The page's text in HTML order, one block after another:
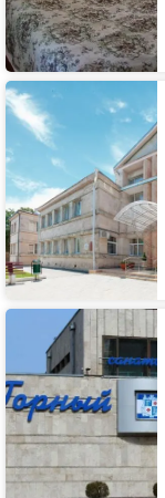
Санаторий
Здоровье
Санаторий
воздух